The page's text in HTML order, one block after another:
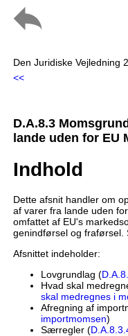
Den Juridiske Vejledning
<<
D.A.8.3
lande uden for EU
Indhold
Dette afsnit handler om
af varer fra lande uden
omfattet af EU's
genindførsel og fraførsel.
Afsnittet indeholder:
Lovgrundlag (
Hvad skal
skal medregnes i
Afregning af
importmomsen)
Særregler (